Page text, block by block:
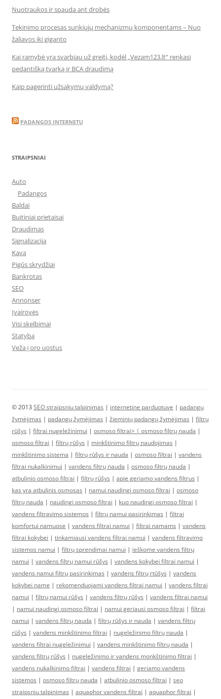
Nuotraukos ir spauda ant drobės
Tekinimo procesas sunkiųjų mechanizmų komponentams – Nuo
žaliavos iki giganto
Kai ramybė yra svarbiau už greitį, kodėl „Vezam123.lt“ renkasi
pedantišką tvarką ir BCA draudimą
Kaip pagerinti užsakymų valdymą?
PADANGOS INTERNETU
STRAIPSNIAI
Auto
Padangos
Baldai
Buitiniai prietaisai
Draudimas
Signalizacija
Kava
Pigūs skrydžiai
Bankrotas
SEO
Annonser
Įvairovės
Visi skelbimai
Statyba
Veža į oro uostus
© 2013 SEO straipsniu talpinimas | internetine parduotuve | padangų
žymėjimas | padangų žymėjimas | žieminių padangų žymėjimas | filtrų
rūšys | filtrai nugeležinimui | osmoso filtrai> | osmoso filtrų nauda |
osmoso filtrai | filtrų rūšys | minkštinimo filtrų naudojimas |
minkštinimo sistema | filtrų rūšys ir nauda | osmoso filtrai | vandens
filtrai nukalkinimui | vandens filtrų nauda | osmoso filtrų nauda |
atbulinio osmoso filtrai | filtrų rūšys | apie geriamo vandens filtrus |
kas yra atbulinis osmosas | namui naudingi osmoso filtrai | osmoso
filtrų nauda | naudingi osmoso filtrai | kuo naudingi osmoso filtrai |
vandens filtravimo sistemos | filtrų namui pasirinkimas | filtrai
komfortui namuose | vandens filtrai namui | filtrai namams | vandens
filtrai kokybei | tinkamiausi vandens filtrai namui | vandens filtravimo
sistemos namui | filtrų sprendimai namui | ieškome vandens filtrų
namui | vandens filtrų namui rūšys | vandens kokybei filtrai namui |
vandens namui filtrų pasirinkimas | vandens filtrų rtūšys | vandens
kokybei name | rekomenduojami vandens filtrai namui | vandens filtrai
namui | filtrų namui rūšys | vandens filtrų rūšys | vandens filtrai namui
| namui naudingi osmoso filtrai | namui geriausi osmoso filtrai | filtrai
namui | vandens filtrų nauda | filtrų rūšys ir nauda | vandens filtrų
rūšys | vandens minkštinimo filtrai | nugeležinimo filtrų nauda |
vandens filtrai nugeležinimui | vandens minkštinimo filtrų nauda |
vandens filtrų rūšys | nugeležinimo ir vandens monkštinimo filtrai |
vandens nukalkinimo filtrai | vandens filtrai | geriamo vandens
sistemos | osmoso filtrų nauda | atbulinio osmoso filtrai | seo
straipsniu talpinimas | aquaphor vandens filtrai | aquaphor filtrai |